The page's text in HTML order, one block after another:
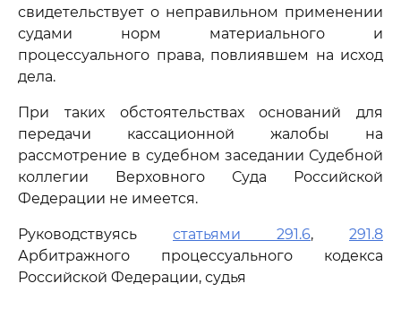
свидетельствует о неправильном применении
судами норм материального и
процессуального права, повлиявшем на исход
дела.
При таких обстоятельствах оснований для
передачи кассационной жалобы на
рассмотрение в судебном заседании Судебной
коллегии Верховного Суда Российской
Федерации не имеется.
Руководствуясь статьями 291.6, 291.8
Арбитражного процессуального кодекса
Российской Федерации, судья